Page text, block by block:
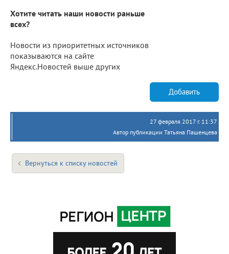
Хотите читать наши новости раньше
всех?
Новости из приоритетных источников
показываются на сайте
Яндекс.Новостей выше других
Добавить
27 февраля 2017 г. 11:37
Автор публикации Татьяна Пашенцева
Вернуться к списку новостей